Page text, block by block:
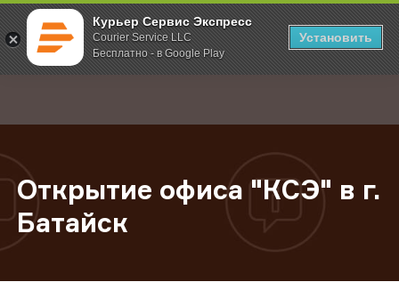
Курьер Сервис Экспресс
Courier Service LLC
Бесплатно - в Google Play
Установить
; Главная О компании Новости Открытие офиса "КСЭ" в г.
Открытие офиса "КСЭ" в г.
Батайск